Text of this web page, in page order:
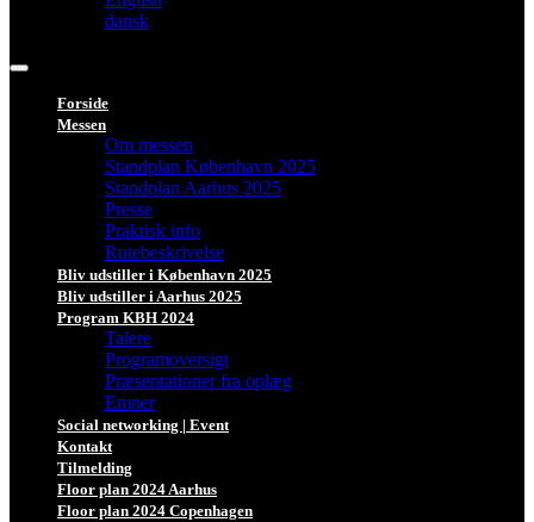
dansk
Forside
Messen
Om messen
Standplan København 2025
Standplan Aarhus 2025
Presse
Praktisk info
Rutebeskrivelse
Bliv udstiller i København 2025
Bliv udstiller i Aarhus 2025
Program KBH 2024
Talere
Programoversigt
Præsentationer fra oplæg
Emner
Social networking | Event
Kontakt
Tilmelding
Floor plan 2024 Aarhus
Floor plan 2024 Copenhagen